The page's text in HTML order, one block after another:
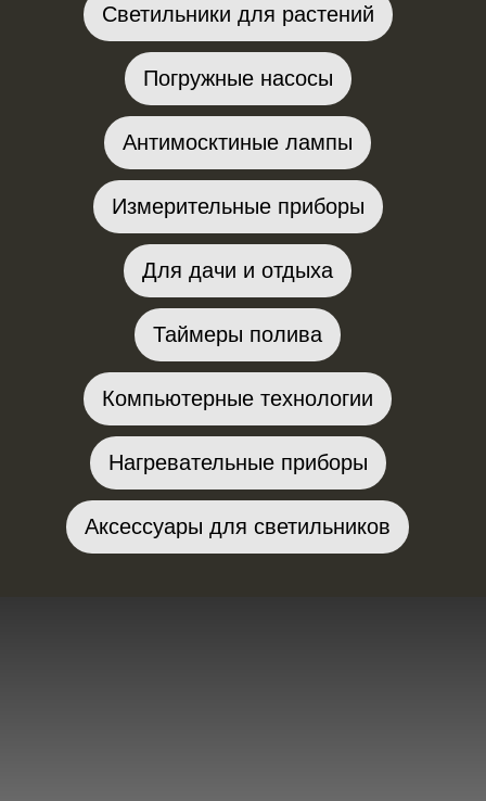
Светильники для растений
Погружные насосы
Антимосктиные лампы
Измерительные приборы
Для дачи и отдыха
Таймеры полива
Компьютерные технологии
Нагревательные приборы
Аксессуары для светильников